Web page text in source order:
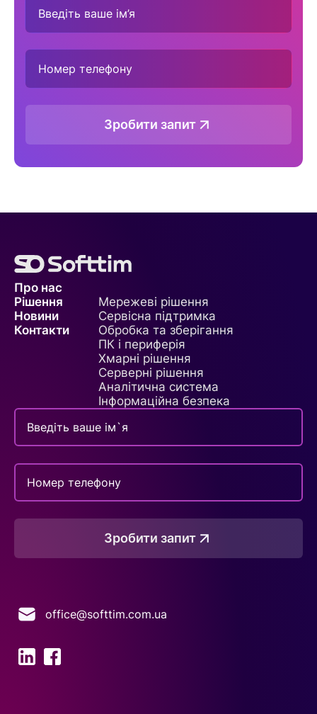
Зробити запит
Про нас
Рішення
Мережеві рішення
Сервісна підтримка
Обробка та зберігання
ПК і периферія
Хмарні рішення
Серверні рішення
Аналітична система
Інформаційна безпека
Новини
Контакти
Зробити запит
office@softtim.com.ua